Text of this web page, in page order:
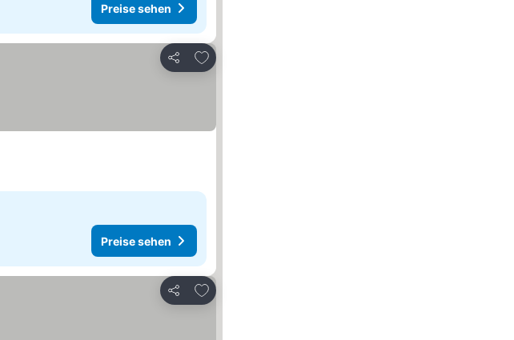
Preise sehen
Teilen
Zu Favoriten hinzufügen
Preise sehen
Teilen
Zu Favoriten hinzufügen